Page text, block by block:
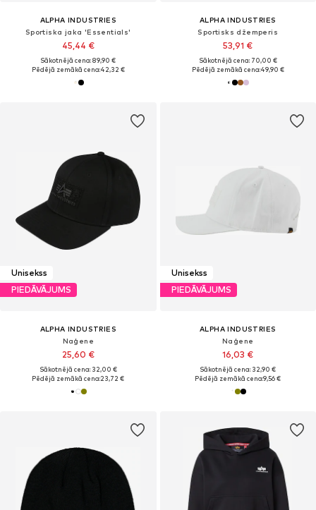
ALPHA INDUSTRIES
Sportiska jaka 'Essentials'
45,44 €
Sākotnējā cena: 89,90 €
Pēdējā zemākā cena:42,32 €
ALPHA INDUSTRIES
Sportisks džemperis
53,91 €
Sākotnējā cena: 70,00 €
Pēdējā zemākā cena:49,90 €
Unisekss
PIEDĀVĀJUMS
ALPHA INDUSTRIES
Naģene
25,60 €
Sākotnējā cena: 32,00 €
Pēdējā zemākā cena:23,72 €
Unisekss
PIEDĀVĀJUMS
ALPHA INDUSTRIES
Naģene
16,03 €
Sākotnējā cena: 32,90 €
Pēdējā zemākā cena:9,56 €